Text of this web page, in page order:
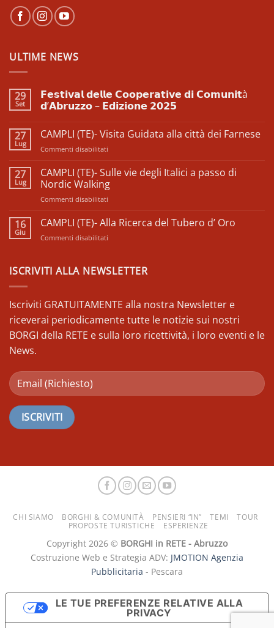
ULTIME NEWS
29
Set
𝗙𝗲𝘀𝘁𝗶𝘃𝗮𝗹 𝗱𝗲𝗹𝗹𝗲 𝗖𝗼𝗼𝗽𝗲𝗿𝗮𝘁𝗶𝘃𝗲 𝗱𝗶 𝗖𝗼𝗺𝘂𝗻𝗶𝘁à
𝗱’𝗔𝗯𝗿𝘂𝘇𝘇𝗼 – 𝗘𝗱𝗶𝘇𝗶𝗼𝗻𝗲 𝟮𝟬𝟮𝟱
su
𝗱𝗲𝗹𝗹𝗲
𝗖𝗼𝗺𝘂𝗻𝗶𝘁à
𝗱’𝗔𝗯𝗿𝘂𝘇𝘇𝗼
–
𝗘𝗱𝗶𝘇𝗶𝗼𝗻𝗲
27
Lug
CAMPLI (TE)- Visita Guidata alla città dei Farnese
Commenti disabilitati
(TE)-
Guidata
dei
27
Lug
CAMPLI (TE)- Sulle vie degli Italici a passo di
Nordic Walking
Commenti disabilitati
(TE)-
a
Nordic
16
Giu
CAMPLI (TE)- Alla Ricerca del Tubero d’ Oro
Commenti disabilitati
Alla
Tubero
d’
Oro
ISCRIVITI ALLA NEWSLETTER
Iscriviti GRATUITAMENTE alla nostra Newsletter e
riceverai periodicamente tutte le notizie sui nostri
BORGI della RETE e sulla loro ricettività, i loro eventi e le
News.
CHI SIAMO BORGHI & COMUNITÀ PENSIERI “IN” TEMI
TOUR
PROPOSTE TURISTICHE
ESPERIENZE
Copyright 2026 © BORGHI in RETE - Abruzzo
Costruzione Web e Strategia ADV: JMOTION Agenzia
Pubblicitaria - Pescara
LE TUE PREFERENZE RELATIVE ALLA
PRIVACY